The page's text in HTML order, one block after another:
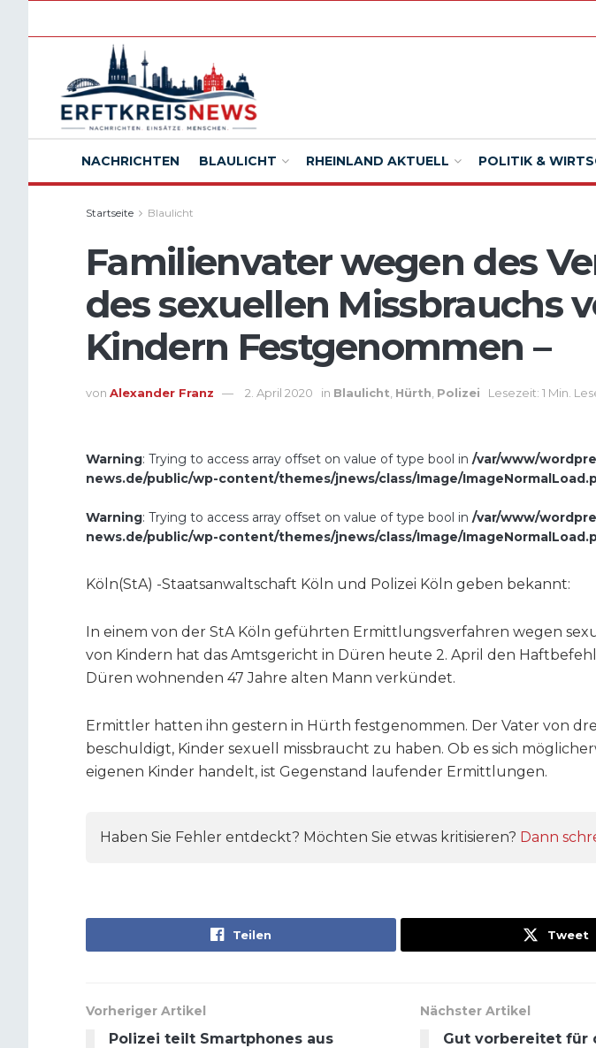
NACHRICHTEN BLAULICHT RHEINLAND AKTUELL POLITIK &
Startseite Blaulicht
Familienvater wegen des
des sexuellen Missbrauchs
Kindern Festgenommen –
von Alexander Franz 2. April 2020 in Blaulicht, Hürth, Polizei Lesezeit: 1 Min.
Warning: Trying to access array offset on value of type bool in /var/www/
news.de/public/wp-content/themes/jnews/class/Image/
Warning: Trying to access array offset on value of type bool in /var/www/
news.de/public/wp-content/themes/jnews/class/Image/
Köln(StA) -Staatsanwaltschaft Köln und Polizei Köln geben bekannt:
In einem von der StA Köln geführten Ermittlungsverfahren wegen
von Kindern hat das Amtsgericht in Düren heute 2. April den
Düren wohnenden 47 Jahre alten Mann verkündet.
Ermittler hatten ihn gestern in Hürth festgenommen. Der Vater von
beschuldigt, Kinder sexuell missbraucht zu haben. Ob es sich
eigenen Kinder handelt, ist Gegenstand laufender Ermittlungen.
Haben Sie Fehler entdeckt? Möchten Sie etwas kritisieren? Dann
Teilen Tweet
Vorheriger Artikel
Polizei teilt Smartphones aus
Nächster Artikel
Gut vorbereitet für